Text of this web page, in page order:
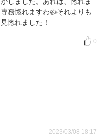
務惚れますわ👍それよりも
惚れました！
0
2023/03/08 18:17